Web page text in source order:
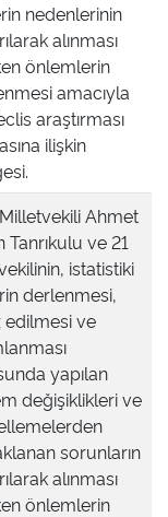
nedenlerinin
alınması
önlemlerin
amacıyla
araştırması
ilişkin
Ahmet
Tanrıkulu ve 21
istatistiki
derlenmesi,
edilmesi ve
yapılan
değişiklikleri ve
sorunların
alınması
önlemlerin